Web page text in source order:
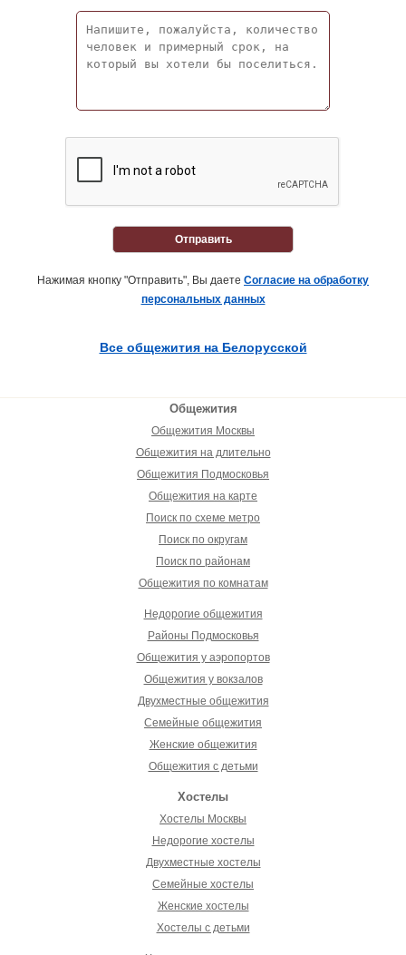
Отправить
Нажимая кнопку "Отправить", Вы даете Согласие на обработку
персональных данных
Все общежития на Белорусской
Общежития
Общежития Москвы
Общежития на длительно
Общежития Подмосковья
Общежития на карте
Поиск по схеме метро
Поиск по округам
Поиск по районам
Общежития по комнатам
Недорогие общежития
Районы Подмосковья
Общежития у аэропортов
Общежития у вокзалов
Двухместные общежития
Семейные общежития
Женские общежития
Общежития с детьми
Хостелы
Хостелы Москвы
Недорогие хостелы
Двухместные хостелы
Семейные хостелы
Женские хостелы
Хостелы с детьми